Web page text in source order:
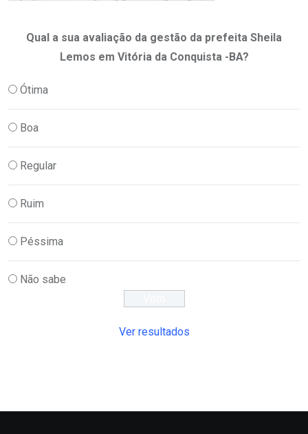
Qual a sua avaliação da gestão da prefeita Sheila
Lemos em Vitória da Conquista -BA?
Ótima
Boa
Regular
Ruim
Péssima
Não sabe
Ver resultados